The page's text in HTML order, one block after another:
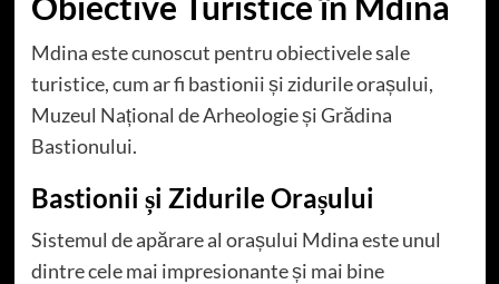
Mdina este cunoscut pentru obiectivele sale
turistice, cum ar fi bastionii și zidurile orașului,
Muzeul Național de Arheologie și Grădina
Bastionului.
Bastionii și Zidurile Orașului
Sistemul de apărare al orașului Mdina este unul
dintre cele mai impresionante și mai bine